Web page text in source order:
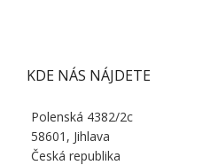
KDE NÁS NÁJDETE
Polenská 4382/2c
58601, Jihlava
Česká republika